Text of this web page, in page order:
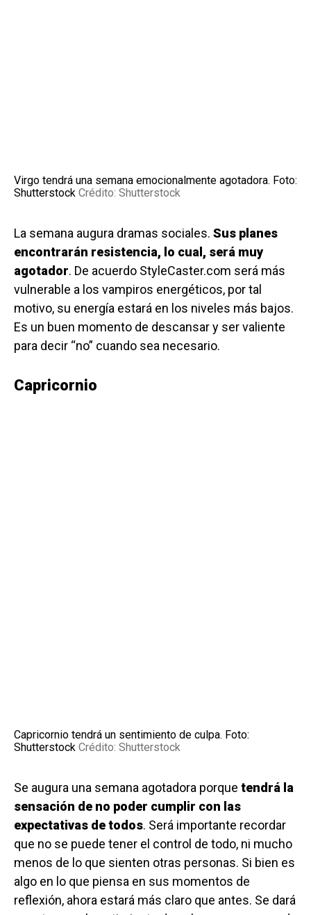
Virgo tendrá una semana emocionalmente agotadora. Foto:
Shutterstock Crédito: Shutterstock
La semana augura dramas sociales. Sus planes
encontrarán resistencia, lo cual, será muy
agotador. De acuerdo StyleCaster.com será más
vulnerable a los vampiros energéticos, por tal
motivo, su energía estará en los niveles más bajos.
Es un buen momento de descansar y ser valiente
para decir “no” cuando sea necesario.
Capricornio
Capricornio tendrá un sentimiento de culpa. Foto:
Shutterstock Crédito: Shutterstock
Se augura una semana agotadora porque tendrá la
sensación de no poder cumplir con las
expectativas de todos. Será importante recordar
que no se puede tener el control de todo, ni mucho
menos de lo que sienten otras personas. Si bien es
algo en lo que piensa en sus momentos de
reflexión, ahora estará más claro que antes. Se dará